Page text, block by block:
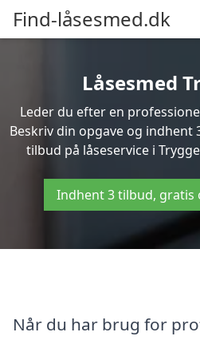
Find-låsesmed.dk
Låsesmed
Leder du efter en
Beskriv din opgave og
tilbud på låseservice i
Indhent 3 tilbud,
Når du har brug for